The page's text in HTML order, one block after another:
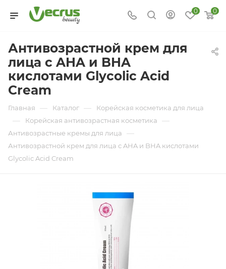
0 0
Антивозрастной крем для
лица с AHA и BHA
кислотами Glycolic Acid
Cream
Главная — Каталог — Корейская косметика для лица
— Корейская антивозрастная косметика —
Антивозрастные кремы для лица —
Антивозрастной крем для лица с AHA и BHA кислотами
Glycolic Acid Cream